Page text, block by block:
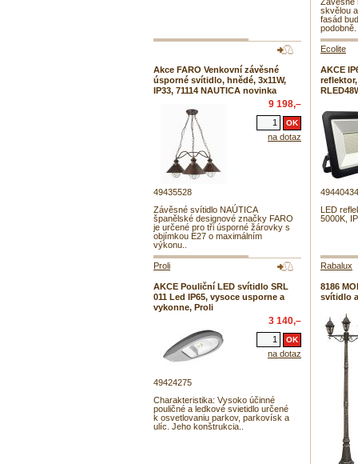
Závěsné
skvělou
fasád
podobně.
Akce FARO Venkovní závěsné
úsporné svítidlo, hnědé, 3x11W,
IP33, 71114 NAUTICA novinka
9 198,–
na dotaz
49435528
Závěsné svítidlo NAÚTICA
španělské designové značky FARO
je určené pro tři úsporné žárovky s
objímkou E27 o maximálním
výkonu..
Ecolite
AKCE
reflektor,
49440434
LED
5000K,
Proli
AKCE Pouliční LED svítidlo SRL
011 Led IP65, vysoce usporne a
vykonne, Proli
3 140,–
na dotaz
49424275
Charakteristika: Vysoko účinné
pouličné a ledkové svietidlo určené
k osvetlovaniu parkov, parkovísk a
ulíc. Jeho konštrukcia..
Rabalux
8186
svítidlo